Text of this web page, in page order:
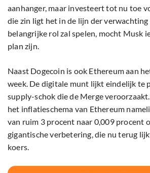
aanhanger, maar investeert tot nu toe
die zin ligt het in de lijn der
belangrijke rol zal spelen, mocht Musk
plan zijn.
Naast Dogecoin is ook Ethereum aan
week. De digitale munt lijkt eindelijk te
supply-schok die de Merge
het inflatieschema van Ethereum
van ruim 3 procent naar 0,009 procent
gigantische verbetering, die nu terug
koers.